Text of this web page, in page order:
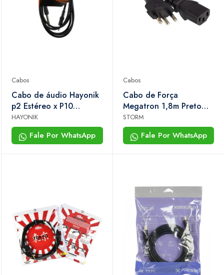
Cabos
Cabo de áudio Hayonik
p2 Estéreo x P10
Estéreo 3m Preto
HAYONIK
Fale Por WhatsApp
Cabos
Cabo de Força
Megatron 1,8m Preto
10a Bivolt Para
Notebook, pc e Fontes
STORM
Fale Por WhatsApp